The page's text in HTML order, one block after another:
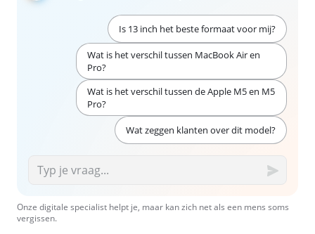
Is 13 inch het beste formaat voor mij?
Wat is het verschil tussen MacBook Air en
Pro?
Wat is het verschil tussen de Apple M5 en M5
Pro?
Wat zeggen klanten over dit model?
Onze digitale specialist helpt je, maar kan zich net als een mens soms
vergissen.